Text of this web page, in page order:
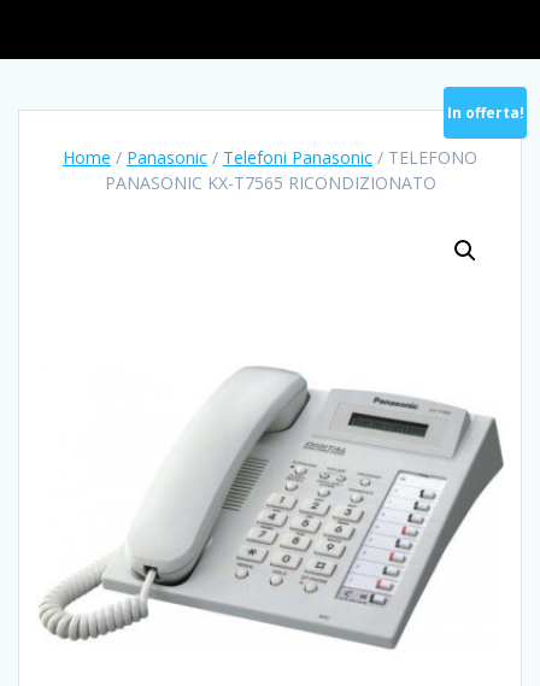
Home / Panasonic / Telefoni Panasonic / TELEFONO
PANASONIC KX-T7565 RICONDIZIONATO
In offerta!